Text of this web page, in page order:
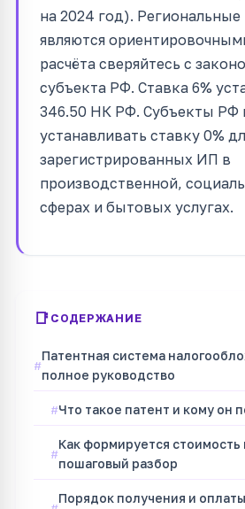
на 2024 год).
являются
расчёта сверяйтесь с
субъекта РФ. Ставка 6%
346.50 НК РФ. Субъекты РФ
устанавливать ставку 0%
зарегистрированных ИП в
производственной,
сферах и бытовых услугах.
СОДЕРЖАНИЕ
Патентная система
полное руководство
Что такое патент и кому он
Как формируется стоимость
пошаговый разбор
Порядок получения и